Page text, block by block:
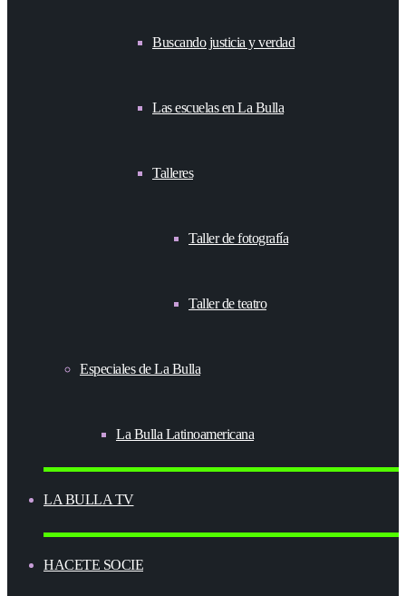
Buscando justicia y verdad
Las escuelas en La Bulla
Talleres
Taller de fotografía
Taller de teatro
Especiales de La Bulla
La Bulla Latinoamericana
LA BULLA TV
HACETE SOCIE